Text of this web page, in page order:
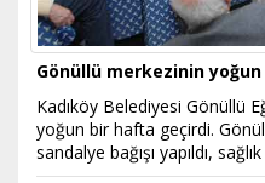
Gönüllü merkezinin
Kadıköy Belediyesi Gönüllü
yoğun bir hafta geçirdi.
sandalye bağışı yapıldı,